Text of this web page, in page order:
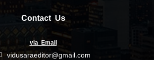
Contact Us
via Email
vidusaraeditor@gmail.com